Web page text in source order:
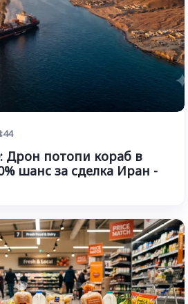
Дрон потопи кораб в
шанс за сделка Иран -